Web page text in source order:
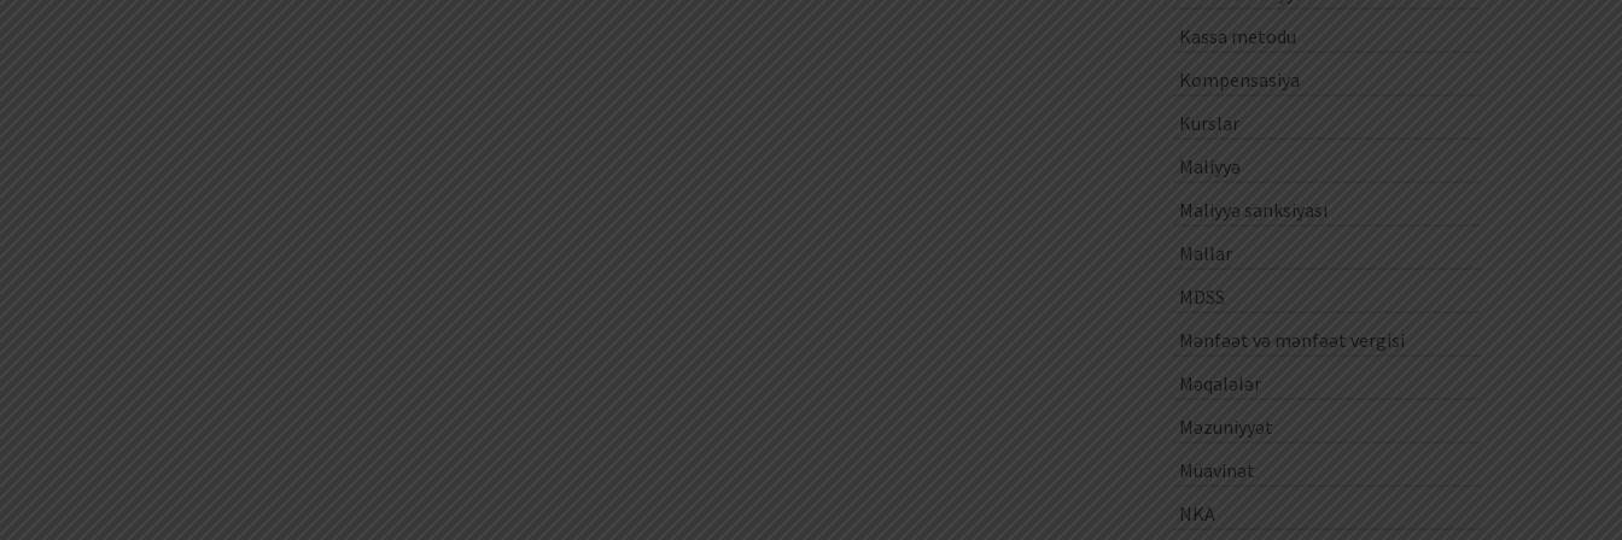
Kassa metodu
Kompensasiya
Kurslar
Maliyyə
Maliyyə sanksiyası
Mallar
MDSS
Mənfəət və mənfəət vergisi
Məqalələr
Məzuniyyət
Müavinət
NKA